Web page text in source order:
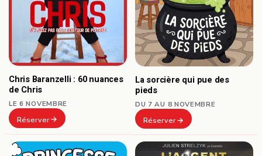
Chris Baranzelli : 60 nuances
de Chris
LE 6 NOVEMBRE
Réserver
La sorcière qui pue des
pieds
DU 7 AU 8 NOVEMBRE
Réserver